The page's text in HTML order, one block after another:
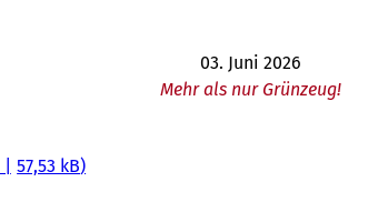
03. Juni 2026
Mehr als nur Grünzeug!
57,53 kB